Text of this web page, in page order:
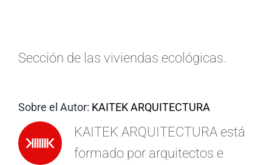
Sección de las viviendas ecológicas.
Sobre el Autor: KAITEK ARQUITECTURA
KAITEK ARQUITECTURA está
formado por arquitectos e